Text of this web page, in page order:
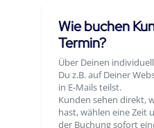
Wie buchen
Termin?
Über Deinen
Du z.B. auf Deiner
in E-Mails teilst.
Kunden sehen direkt,
hast, wählen eine Zeit
der Buchung sofort